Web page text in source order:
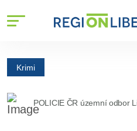
Krimi
POLICIE ČR územní odbor